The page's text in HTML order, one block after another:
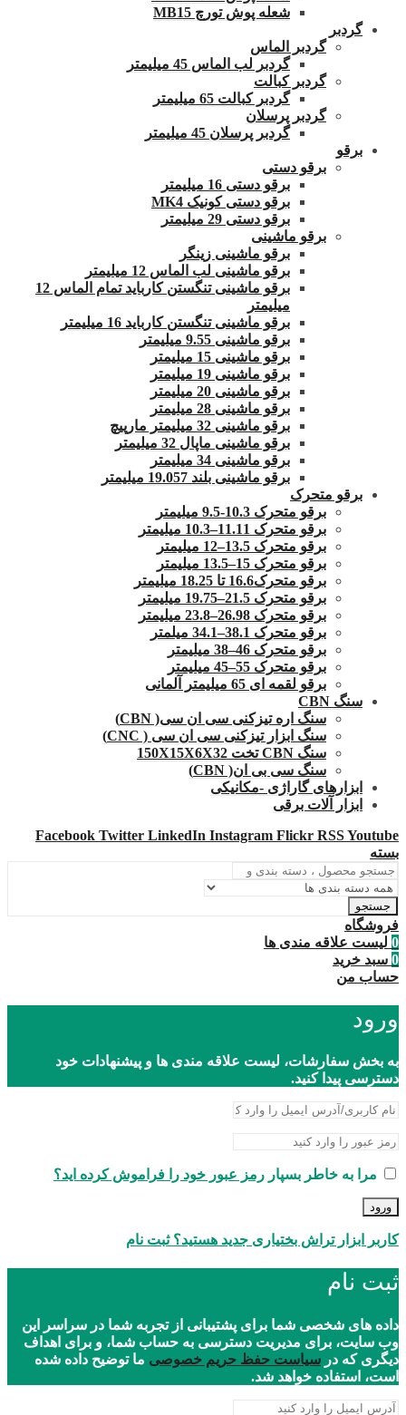
شعله پوش تورچ MB15
گردبر
گردبر الماس
گردبر لب الماس 45 میلیمتر
گردبر کبالت
گردبر کبالت 65 میلیمتر
گردبر پرسلان
گردبر پرسلان 45 میلیمتر
برقو
برقو دستی
برقو دستی 16 میلیمتر
برقو دستی کونیک MK4
برقو دستی 29 میلیمتر
برقو ماشینی
برقو ماشینی زینگر
برقو ماشینی لب الماس 12 میلیمتر
برقو ماشینی تنگستن کارباید تمام الماس 12
میلیمتر
برقو ماشینی تنگستن کارباید 16 میلیمتر
برقو ماشینی 9.55 میلیمتر
برقو ماشینی 15 میلیمتر
برقو ماشینی 19 میلیمتر
برقو ماشینی 20 میلیمتر
برقو ماشینی 28 میلیمتر
برقو ماشینی 32 میلیمتر مارپیچ
برقو ماشینی ماپال 32 میلیمتر
برقو ماشینی 34 میلیمتر
برقو ماشینی بلند 19.057 میلیمتر
برقو متحرک
برقو متحرک 10.3-9.5 میلیمتر
برقو متحرک 11.11–10.3 میلیمتر
برقو متحرک 13.5–12 میلیمتر
برقو متحرک 15–13.5 میلیمتر
برقو متحرک16.6 تا 18.25 میلیمتر
برقو متحرک 21.5–19.75 میلیمتر
برقو متحرک 26.98–23.8 میلیمتر
برقو متحرک 38.1–34.1 میلمتر
برقو متحرک 46–38 میلیمتر
برقو متحرک 55–45 میلیمتر
برقو لقمه ای 65 میلیمتر آلمانی
سنگ CBN
سنگ اره تیزکنی سی ان سی( CBN)
سنگ ابزار تیزکنی سی ان سی ( CNC)
سنگ CBN تخت 150X15X6X32
سنگ سی بی ان( CBN)
ابزارهای گاراژی -مکانیکی
ابزار آلات برقی
Facebook Twitter LinkedIn Instagram Flickr RSSYoutube
بسته
جستجو
فروشگاه
0 لیست علاقه مندی ها
0 سبد خرید
حساب من
ورود
به بخش سفارشات، لیست علاقه مندی ها و پیشنهادات خود
دسترسی پیدا کنید.
مرا به خاطر بسپار رمز عبور خود را فراموش کرده اید؟
ورود
کاربر ابزار تراش بختیاری جدید هستید؟ ثبت نام
ثبت نام
داده های شخصی شما برای پشتیبانی از تجربه شما در سراسر این
وب سایت، برای مدیریت دسترسی به حساب شما، و برای اهداف
دیگری که در سیاست حفظ حریم خصوصی ما توضیح داده شده
است، استفاده خواهد شد.